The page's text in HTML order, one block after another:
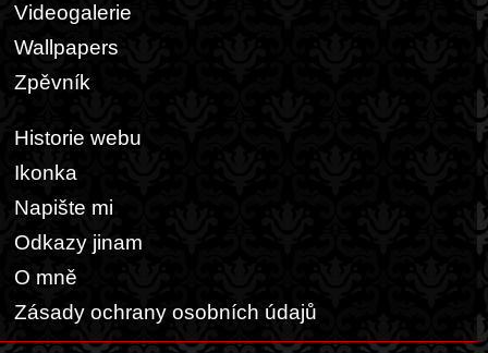
Videogalerie
Wallpapers
Zpěvník
Historie webu
Ikonka
Napište mi
Odkazy jinam
O mně
Zásady ochrany osobních údajů